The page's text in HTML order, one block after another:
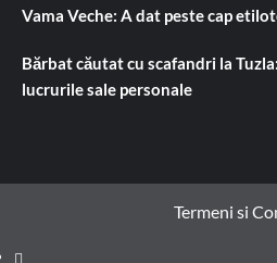
Vama Veche: A dat peste cap
Bărbat căutat cu scafandri la
lucrurile sale personale
Termeni si
Prima